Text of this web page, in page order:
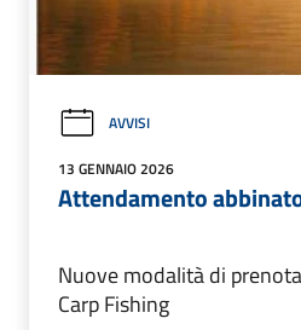
AVVISI
13 GENNAIO 2026
Attendamento
Nuove modalità di
Carp Fishing